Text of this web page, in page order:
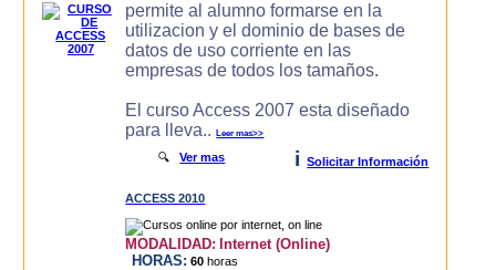
permite al alumno formarse en la
utilizacion y el dominio de bases de
datos de uso corriente en las
empresas de todos los tamaños.
El curso Access 2007 esta diseñado
para lleva..Leer mas>>
🔍Ver mas i Solicitar Información
ACCESS 2010
MODALIDAD: Internet (Online)
HORAS: 60 horas